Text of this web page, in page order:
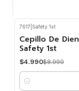
7617|Safety 1st
Cepillo De
Safety 1st
$4.990$8.990
Cantidad